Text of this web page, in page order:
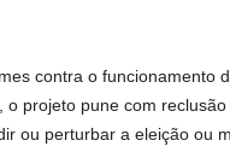
contra o funcionamento
o projeto pune com
ou perturbar a eleição ou